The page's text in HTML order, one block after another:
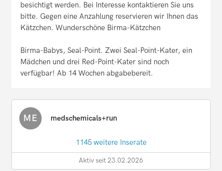
besichtigt werden. Bei Interesse kontaktieren Sie uns
bitte. Gegen eine Anzahlung reservieren wir Ihnen das
Kätzchen. Wunderschöne Birma-Kätzchen
Birma-Babys, Seal-Point. Zwei Seal-Point-Kater, ein
Mädchen und drei Red-Point-Kater sind noch
verfügbar! Ab 14 Wochen abgabebereit.
ME medschemicals+run
1145 weitere Inserate
Aktiv seit 23.02.2026